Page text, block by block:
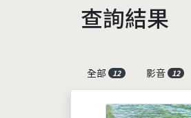
查詢結果
全部
12 影音 12